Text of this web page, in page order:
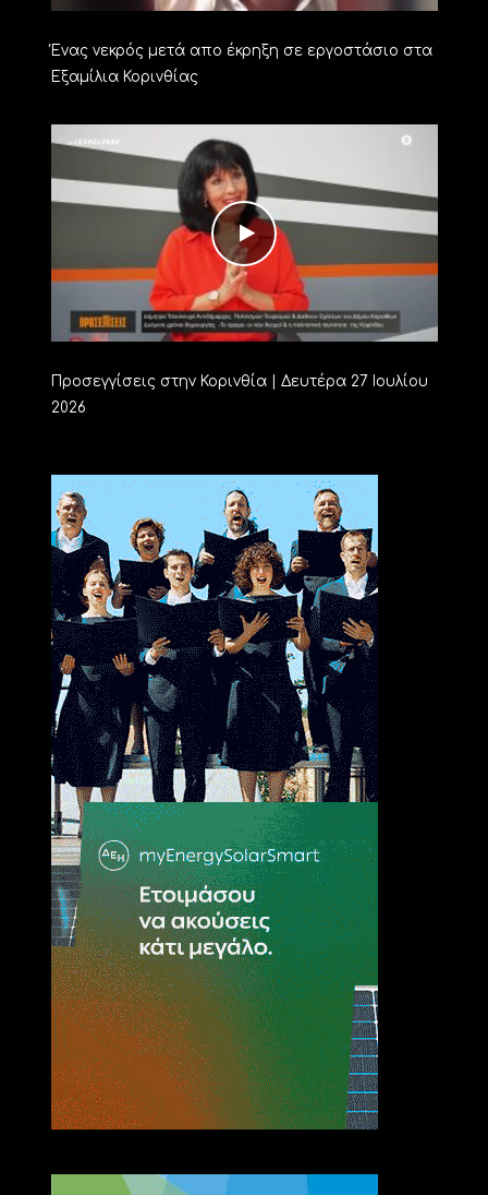
Ένας νεκρός μετά απο έκρηξη σε εργοστάσιο στα
Εξαμίλια Κορινθίας
Προσεγγίσεις στην Κορινθία | Δευτέρα 27 Ιουλίου
2026